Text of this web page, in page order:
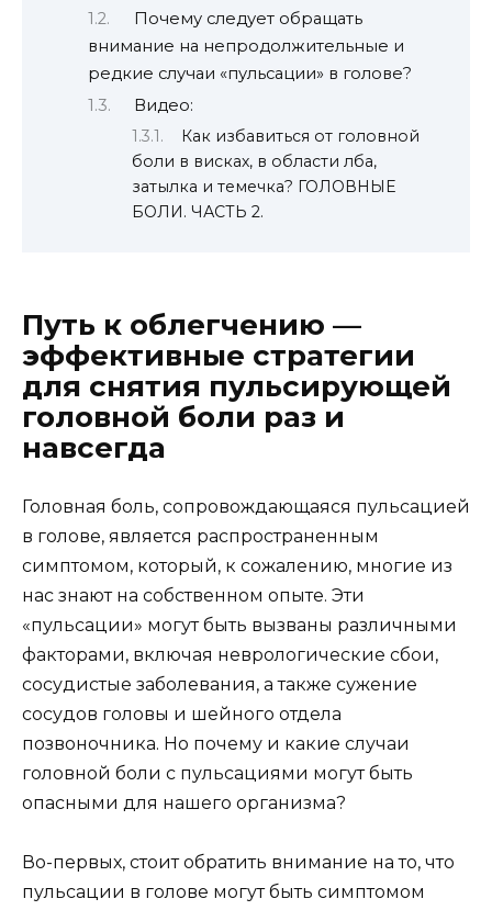
Почему следует обращать
внимание на непродолжительные и
редкие случаи «пульсации» в голове?
Видео:
Как избавиться от головной
боли в висках, в области лба,
затылка и темечка? ГОЛОВНЫЕ
БОЛИ. ЧАСТЬ 2.
Путь к облегчению —
эффективные стратегии
для снятия пульсирующей
головной боли раз и
навсегда
Головная боль, сопровождающаяся пульсацией
в голове, является распространенным
симптомом, который, к сожалению, многие из
нас знают на собственном опыте. Эти
«пульсации» могут быть вызваны различными
факторами, включая неврологические сбои,
сосудистые заболевания, а также сужение
сосудов головы и шейного отдела
позвоночника. Но почему и какие случаи
головной боли с пульсациями могут быть
опасными для нашего организма?
Во-первых, стоит обратить внимание на то, что
пульсации в голове могут быть симптомом